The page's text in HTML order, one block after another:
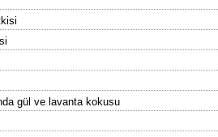
gül ve lavanta kokusu